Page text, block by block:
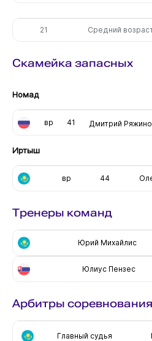
21 Средний
Скамейка запасных
Номад
вр 41 Дмитрий
Иртыш
вр 44
Тренеры команд
Юрий Михайлис
Юлиус Пензес
Арбитры соревнования
Главный судья